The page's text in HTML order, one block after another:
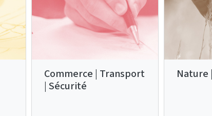
Commerce | Transport
| Sécurité
Nature